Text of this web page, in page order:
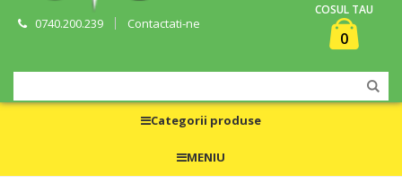
0740.200.239 Contactati-ne
COSUL TAU
0
Categorii produse
MENIU